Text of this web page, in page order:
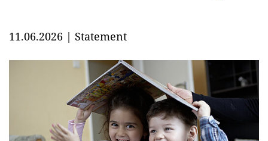
11.06.2026 | Statement